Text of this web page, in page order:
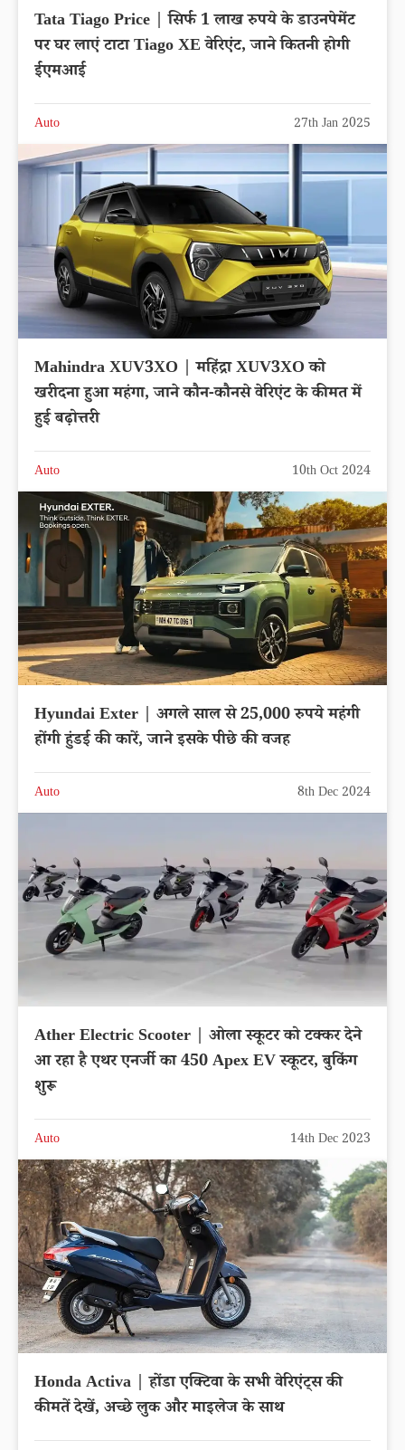
Tata Tiago Price | सिर्फ 1 लाख रुपये के डाउनपेमेंट
पर घर लाएं टाटा Tiago XE वेरिएंट, जाने कितनी होगी
ईएमआई
Auto 27th Jan 2025
Mahindra XUV3XO | महिंद्रा XUV3XO को
खरीदना हुआ महंगा, जाने कौन-कौनसे वेरिएंट के कीमत में
हुई बढ़ोत्तरी
Auto 10th Oct 2024
Hyundai Exter | अगले साल से 25,000 रुपये महंगी
होंगी हुंडई की कारें, जाने इसके पीछे की वजह
Auto 8th Dec 2024
Ather Electric Scooter | ओला स्कूटर को टक्कर देने
आ रहा है एथर एनर्जी का 450 Apex EV स्कूटर, बुकिंग
शुरू
Auto 14th Dec 2023
Honda Activa | होंडा एक्टिवा के सभी वेरिएंट्स की
कीमतें देखें, अच्छे लुक और माइलेज के साथ